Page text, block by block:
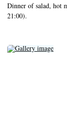
Dinner of salad, hot
21:00).